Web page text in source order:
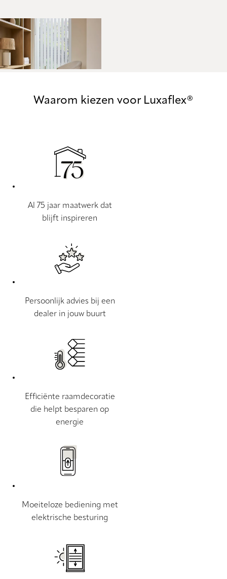
Waarom kiezen voor Luxaflex®
Al 75 jaar maatwerk dat
blijft inspireren
Persoonlijk advies bij een
dealer in jouw buurt
Efficiënte raamdecoratie
die helpt besparen op
energie
Moeiteloze bediening met
elektrische besturing